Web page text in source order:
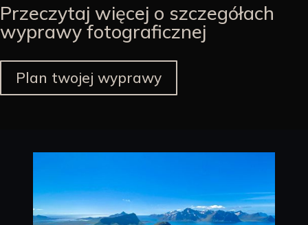
Przeczytaj więcej o szczegółach
wyprawy fotograficznej
Plan twojej wyprawy